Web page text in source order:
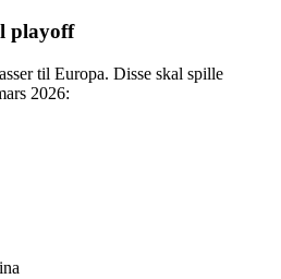
playoff
til Europa. Disse skal spille
2026: